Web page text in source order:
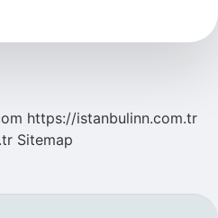
https://istanbulinn.com.tr
Sitemap